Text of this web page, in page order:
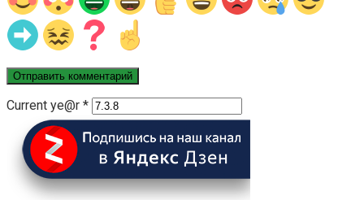
Current ye@r *